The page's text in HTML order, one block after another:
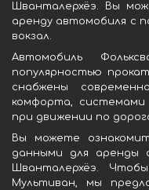
Шванталерхёэ. Вы
аренду автомобиля с
вокзал.
Автомобиль
популярностью
снабжены
комфорта,
при движении по
Вы можете
данными для аренды
Шванталерхёэ.
Мультиван, мы